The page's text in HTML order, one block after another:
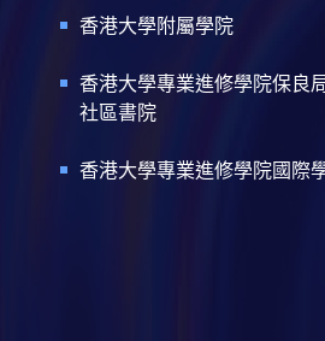
香港大學附屬學院
香港大學專業進修學院保良
社區書院
香港大學專業進修學院國際